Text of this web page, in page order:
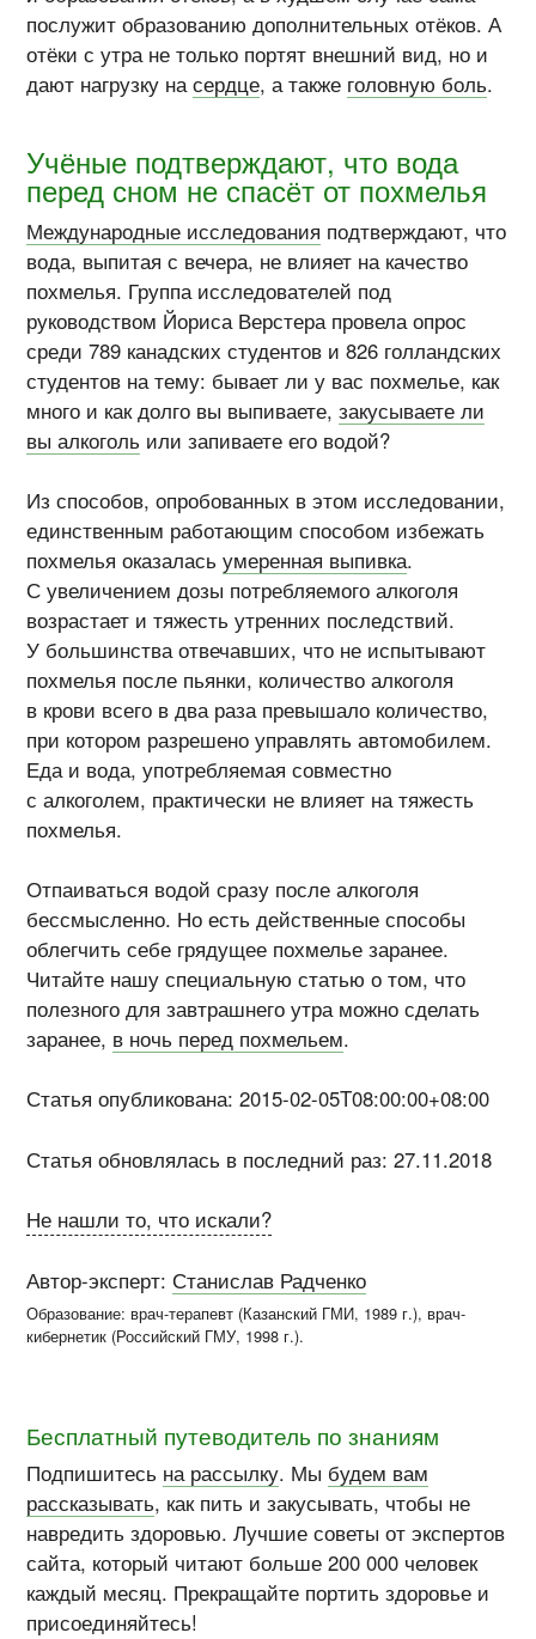
послужит образованию дополнительных отёков. А
отёки с утра не только портят внешний вид, но и
дают нагрузку насердце, а также головную боль.
Учёные подтверждают, что вода
перед сном не спасёт от похмелья
Международные исследования подтверждают, что
вода, выпитая с вечера, не влияет на качество
похмелья. Группа исследователей под
руководством Йориса Верстера провела опрос
среди 789 канадских студентов и 826 голландских
студентов на тему: бывает ли у вас похмелье, как
много и как долго вы выпиваете,закусываете ли
вы алкоголь или запиваете его водой?
Из способов, опробованных в этом исследовании,
единственным работающим способом избежать
похмелья оказаласьумеренная выпивка.
С увеличением дозы потребляемого алкоголя
возрастает и тяжесть утренних последствий.
У большинства отвечавших, что не испытывают
похмелья после пьянки, количество алкоголя
в крови всего в два раза превышало количество,
при котором разрешено управлять автомобилем.
Еда и вода, употребляемая совместно
с алкоголем, практически не влияет на тяжесть
похмелья.
Отпаиваться водой сразу после алкоголя
бессмысленно. Но есть действенные способы
облегчить себе грядущее похмелье заранее.
Читайте нашу специальную статью о том, что
полезного для завтрашнего утра можно сделать
заранее, в ночь перед похмельем.
Статья опубликована: 2015-02-05T08:00:00+08:00
Статья обновлялась в последний раз: 27.11.2018
Не нашли то, что искали?
Автор-эксперт:Станислав Радченко
Образование: врач-терапевт (Казанский ГМИ, 1989 г.), врач-
кибернетик (Российский ГМУ, 1998 г.).
Бесплатный путеводитель по знаниям
Подпишитесь на рассылку. Мы будем вам
рассказывать, как пить и закусывать, чтобы не
навредить здоровью. Лучшие советы от экспертов
сайта, который читают больше 200 000 человек
каждый месяц. Прекращайте портить здоровье и
присоединяйтесь!